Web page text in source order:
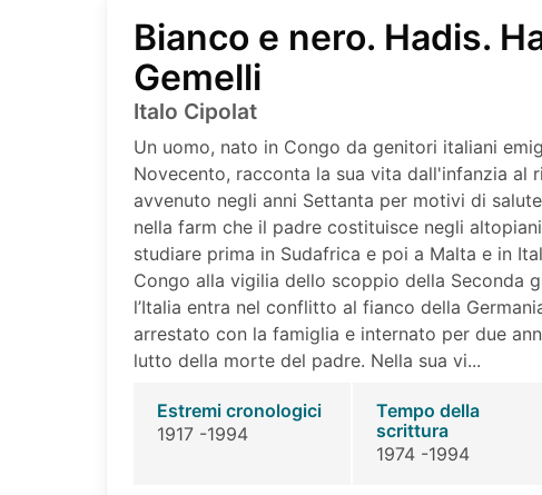
Bianco e nero. Hadis.
Gemelli
Italo Cipolat
Un uomo, nato in Congo da genitori italiani
Novecento, racconta la sua vita dall'infanzia al
avvenuto negli anni Settanta per motivi di
nella farm che il padre costituisce negli
studiare prima in Sudafrica e poi a Malta e in
Congo alla vigilia dello scoppio della Seconda
l’Italia entra nel conflitto al fianco della
arrestato con la famiglia e internato per due
lutto della morte del padre. Nella sua vi...
Estremi cronologici
1917 -1994
Tempo della
scrittura
1974 -1994